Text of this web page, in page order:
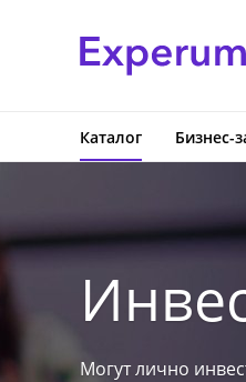
Каталог Бизнес-
Могут лично